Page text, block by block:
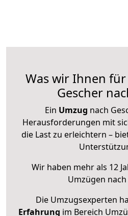
Was wir Ihnen
Gescher
Ein Umzug nach
Herausforderungen mit
die Last zu erleichtern –
Wir haben mehr als 12
Umzügen nach
Die Umzugsexperten
Erfahrung im Bereich